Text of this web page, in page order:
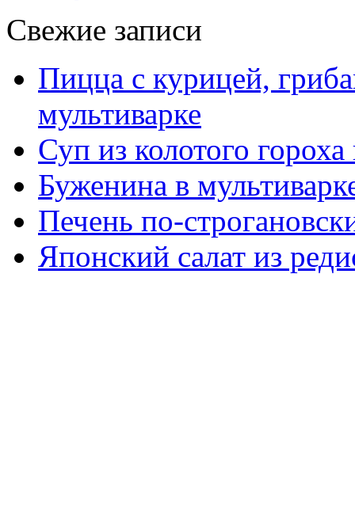
Свежие записи
Пицца с курицей,
мультиварке
Суп из колотого
Буженина в
Печень по-
Японский салат из